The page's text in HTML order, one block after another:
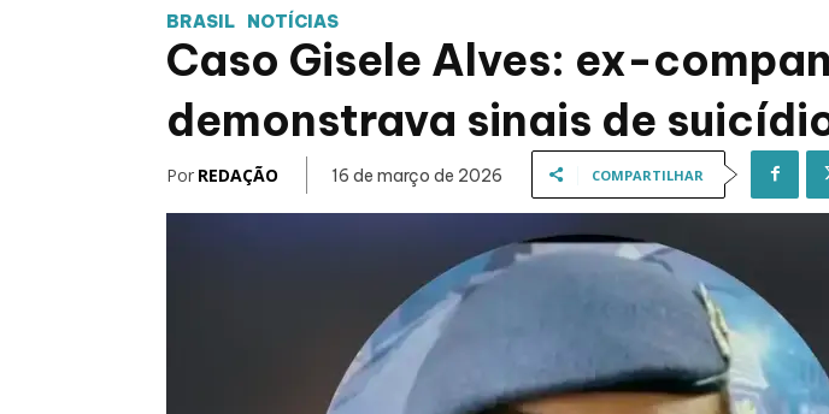
BRASIL NOTÍCIAS
Caso Gisele Alves: ex-
demonstrava sinais de
Por REDAÇÃO 16 de março de 2026 COMPARTILHAR